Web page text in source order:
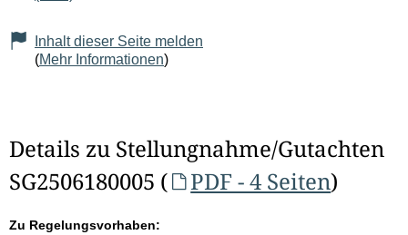
Inhalt dieser Seite melden
(Mehr Informationen)
Details zu Stellungnahme/Gutachten
SG2506180005 (
PDF - 4 Seiten)
Zu Regelungsvorhaben: